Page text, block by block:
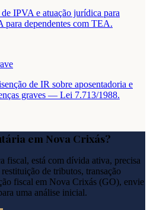
IPVA e atuação jurídica para
para dependentes com TEA.
de IR sobre aposentadoria e
graves — Lei 7.713/1988.
em Nova Crixás?
fiscal, está com dívida ativa, precisa
de tributos, transação
fiscal em Nova Crixás (GO), envie
uma análise inicial.